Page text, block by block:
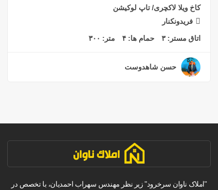
کاخ ویلا لاکچری/ تاپ لوکیشن
فریدونکنار
اتاق مستر:۳ حمام ها: ۴ متر: ۳۰۰
حسن شاهدوست
"املاک ناوان سرخرود" زیر نظر مهندس سهراب احمدیان، با تخصص در